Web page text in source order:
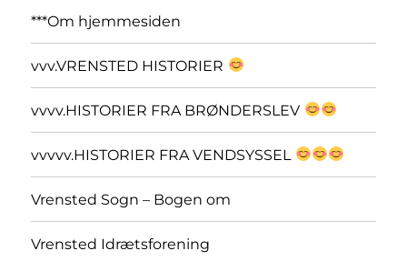
***Om hjemmesiden
vvv.VRENSTED HISTORIER
vvvv.HISTORIER FRA BRØNDERSLEV
vvvvv.HISTORIER FRA VENDSYSSEL
Vrensted Sogn – Bogen om
Vrensted Idrætsforening